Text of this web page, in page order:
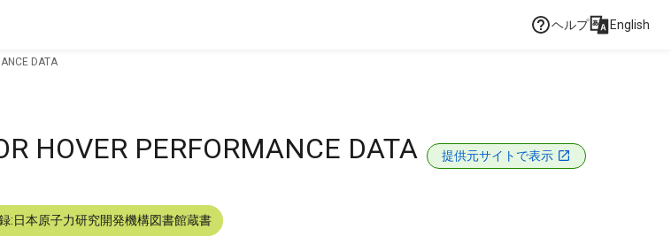
ヘルプ English
DATA
HOVER PERFORMANCE DATA 提供元サイトで表示
:日本原子力研究開発機構図書館蔵書